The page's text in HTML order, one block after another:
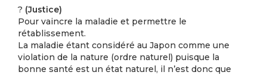
? (Justice)
Pour vaincre la maladie et permettre le
rétablissement.
La maladie étant considéré au Japon comme une
violation de la nature (ordre naturel) puisque la
bonne santé est un état naturel, il n’est donc que